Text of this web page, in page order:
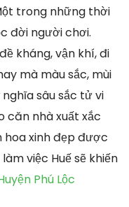
trong những thời
đời người chơi.
kháng, vận khí, đi
mà màu sắc, mùi
sâu sắc tử vi
căn nhà xuất xắc
hoa xinh đẹp được
việc Huế sẽ khiến
Phú Lộc